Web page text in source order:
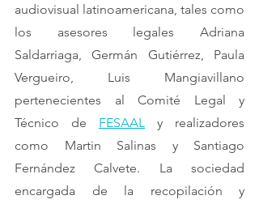
audiovisual latinoamericana, tales como
los asesores legales Adriana
Saldarriaga, Germán Gutiérrez, Paula
Vergueiro, Luis Mangiavillano
pertenecientes al Comité Legal y
Técnico de FESAAL y realizadores
como Martin Salinas y Santiago
Fernández Calvete. La sociedad
encargada de la recopilación y